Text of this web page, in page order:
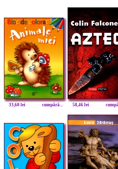
33,60 lei cumpără... 58,46 lei